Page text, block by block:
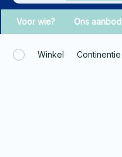
Voor wie? Ons aanbod
Winkel Continentie